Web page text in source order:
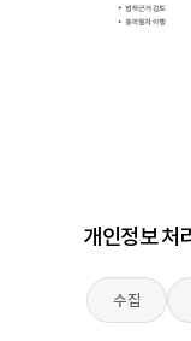
개인정보 처
수집